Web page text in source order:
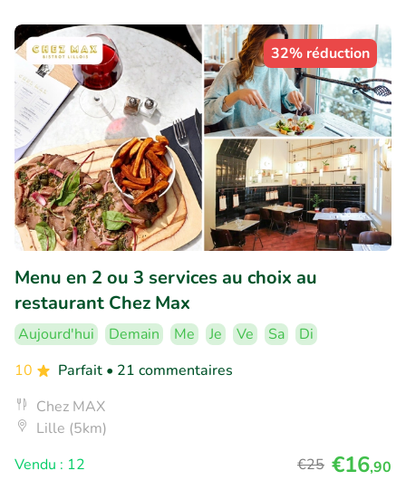
32% réduction
Menu en 2 ou 3 services au choix au
restaurant Chez Max
Aujourd'hui Demain Me Je Ve Sa
Di
10
Parfait • 21 commentaires
Chez MAX
Lille (5km)
Vendu : 12
€25 €16,90